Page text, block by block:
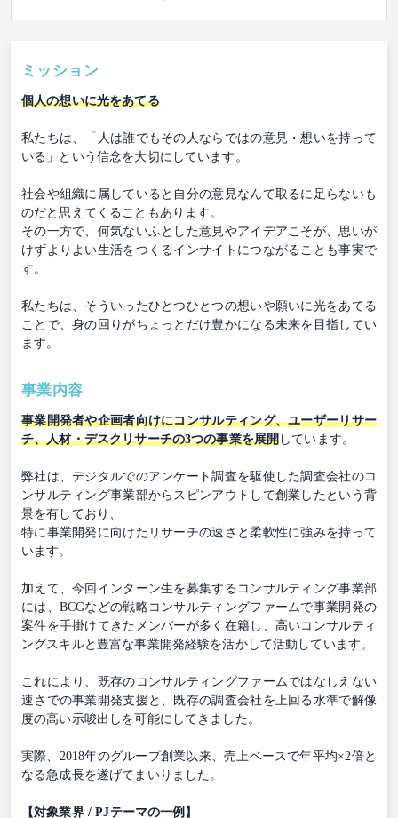
ミッション
個人の想いに光をあてる
私たちは、「人は誰でもその人ならではの意見・想いを持って
いる」という信念を大切にしています。
社会や組織に属していると自分の意見なんて取るに足らないも
のだと思えてくることもあります。
その一方で、何気ないふとした意見やアイデアこそが、思いが
けずよりよい生活をつくるインサイトにつながることも事実で
す。
私たちは、そういったひとつひとつの想いや願いに光をあてる
ことで、身の回りがちょっとだけ豊かになる未来を目指してい
ます。
事業内容
事業開発者や企画者向けにコンサルティング、ユーザーリサー
チ、人材・デスクリサーチの3つの事業を展開 しています。
弊社は、デジタルでのアンケート調査を駆使した調査会社のコ
ンサルティング事業部からスピンアウトして創業したという背
景を有しており、
特に事業開発に向けたリサーチの速さと柔軟性に強みを持って
います。
加えて、今回インターン生を募集するコンサルティング事業部
には、BCGなどの戦略コンサルティングファームで事業開発の
案件を手掛けてきたメンバーが多く在籍し、高いコンサルティ
ングスキルと豊富な事業開発経験を活かして活動しています。
これにより、既存のコンサルティングファームではなしえない
速さでの事業開発支援と、既存の調査会社を上回る水準で解像
度の高い示唆出しを可能にしてきました。
実際、2018年のグループ創業以来、売上ベースで年平均×2倍と
なる急成長を遂げてまいりました。
【対象業界 / PJテーマの一例】